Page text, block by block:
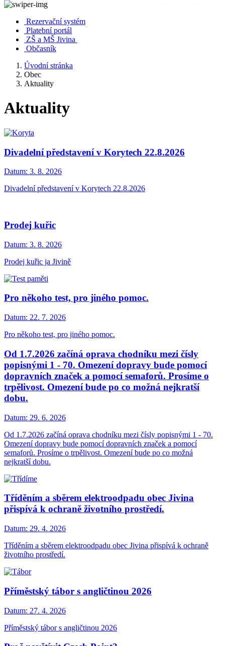
Rezervační systém
Platební portál
ZŠ a MŠ Jivina
Občasník
Úvodní stránka
Obec
Aktuality
Aktuality
Divadelní představení v Korytech 22.8.2026
Datum: 3. 8. 2026
Divadelní představení v Korytech 22.8.2026
Prodej kuřic
Datum: 3. 8. 2026
Prodej kuřic ja Jivině
Pro někoho test, pro jiného pomoc.
Datum: 22. 7. 2026
Pro někoho test, pro jiného pomoc.
Od 1.7.2026 začíná oprava chodníku mezi čísly
popisnými 1 - 70. Omezení dopravy bude pomocí
dopravních značek a pomocí semaforů. Prosíme o
trpělivost. Omezení bude po co možná nejkratší
dobu.
Datum: 29. 6. 2026
Od 1.7.2026 začíná oprava chodníku mezi čísly popisnými 1 - 70.
Omezení dopravy bude pomocí dopravních značek a pomocí
semaforů. Prosíme o trpělivost. Omezení bude po co možná
nejkratší dobu.
Tříděním a sběrem elektroodpadu obec Jivina
přispívá k ochraně životního prostředí.
Datum: 29. 4. 2026
Tříděním a sběrem elektroodpadu obec Jivina přispívá k ochraně
životního prostředí.
Příměstský tábor s angličtinou 2026
Datum: 27. 4. 2026
Příměstský tábor s angličtinou 2026